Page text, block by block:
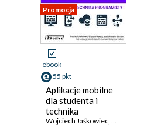
Promocja
ebook
55 pkt
Aplikacje mobilne
dla studenta i
technika
programisty
Wojciech Jaśkowiec, Krzysztof Kułacz